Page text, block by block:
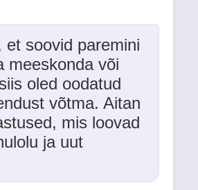
et soovid paremini
meeskonda või
oled oodatud
võtma. Aitan
mis loovad
ja uut